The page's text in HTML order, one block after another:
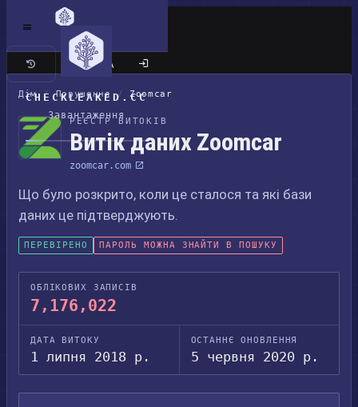
CHECKLEAKED.CC
Завантаження
Класичний сайт
Дім / Порушення / Zoomcar
РЕЄСТР ВИТОКІВ
Витік даних Zoomcar
zoomcar.com
Що було розкрито, коли це сталося та які бази
даних це підтверджують.
ПЕРЕВІРЕНО ПАРОЛЬ МОЖНА ЗНАЙТИ В ПОШУКУ
ОБЛІКОВИХ ЗАПИСІВ
7,176,022
ДАТА ВИТОКУ
1 липня 2018 р.
ОСТАННЄ ОНОВЛЕННЯ
5 червня 2020 р.